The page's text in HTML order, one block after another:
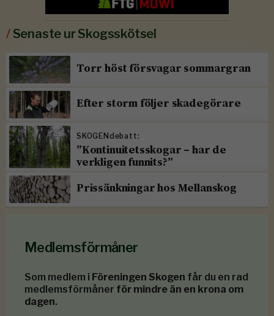
/Senaste ur Skogsskötsel
Torr höst försvagar sommargran
Efter storm följer skadegörare
SKOGENdebatt:
”Kontinuitetsskogar – har de
verkligen funnits?”
Prissänkningar hos Mellanskog
Medlemsförmåner
Som medlem i Föreningen Skogen får du en rad
medlemsförmåner för mindre än en krona om
dagen.